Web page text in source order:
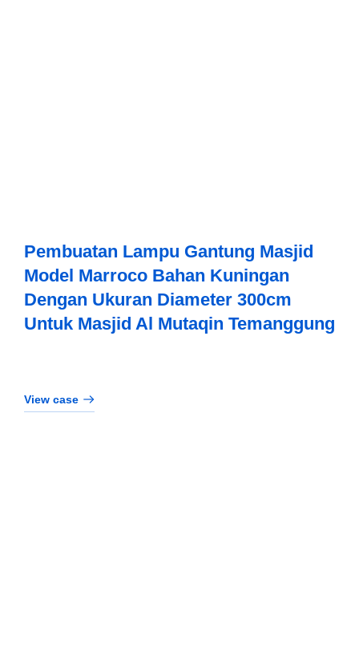
Pembuatan Lampu Gantung Masjid
Model Marroco Bahan Kuningan
Dengan Ukuran Diameter 300cm
Untuk Masjid Al Mutaqin Temanggung
View case